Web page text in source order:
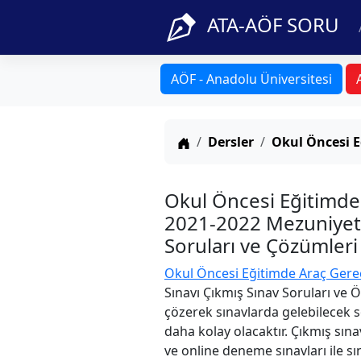
ATA-AÖF SORU
AÖF - Anadolu Üniversitesi
Anasayfa
Dersler Okul Öncesi
Okul Öncesi
2021-2022 Mezuniyet
Soruları ve Çözümleri
Okul Öncesi Eğitimde Araç
Sınavı Çıkmış Sınav Soruları
çözerek sınavlarda gelebilecek
daha kolay olacaktır. Çıkmış
ve online deneme sınavları ile